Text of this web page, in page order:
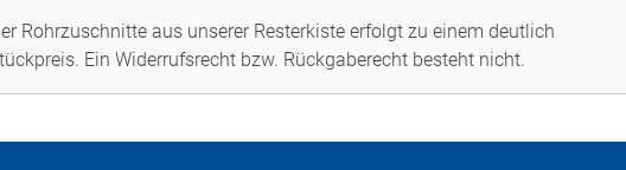
Rohrzuschnitte aus unserer Resterkiste erfolgt zu einem deutlich
Ein Widerrufsrecht bzw. Rückgaberecht besteht nicht.